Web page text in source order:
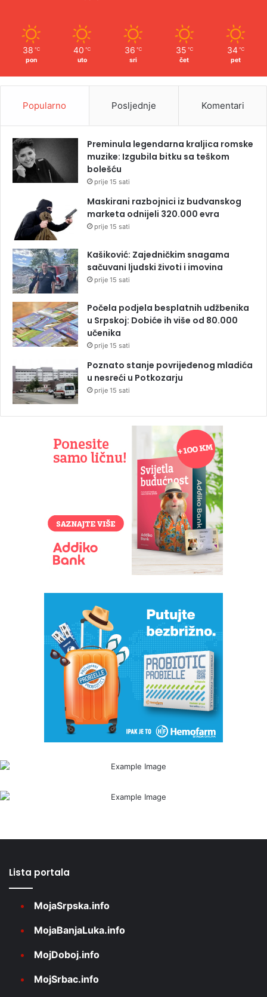
38 ℃
pon
40 ℃
uto
36 ℃
sri
35 ℃
čet
34 ℃
pet
Popularno Posljednje Komentari
Preminula legendarna kraljica romske
muzike: Izgubila bitku sa teškom
bolešću
prije 15 sati
Maskirani razbojnici iz budvanskog
marketa odnijeli 320.000 evra
prije 15 sati
Kašiković: Zajedničkim snagama
sačuvani ljudski životi i imovina
prije 15 sati
Počela podjela besplatnih udžbenika
u Srpskoj: Dobiće ih više od 80.000
učenika
prije 15 sati
Poznato stanje povrijeđenog mladića
u nesreći u Potkozarju
prije 15 sati
Lista portala
MojaSrpska.info
MojaBanjaLuka.info
MojDoboj.info
MojSrbac.info